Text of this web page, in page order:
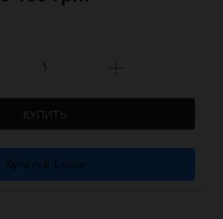
КУПИТЬ
Купить в 1 клик